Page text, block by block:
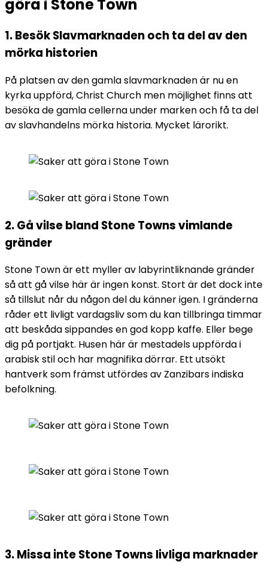
göra i Stone Town
1. Besök Slavmarknaden och ta del av den
mörka historien
På platsen av den gamla slavmarknaden är nu en
kyrka uppförd, Christ Church men möjlighet finns att
besöka de gamla cellerna under marken och få ta del
av slavhandelns mörka historia. Mycket lärorikt.
2. Gå vilse bland Stone Towns vimlande
gränder
Stone Town är ett myller av labyrintliknande gränder
så att gå vilse här är ingen konst. Stort är det dock inte
så tillslut når du någon del du känner igen. I gränderna
råder ett livligt vardagsliv som du kan tillbringa timmar
att beskåda sippandes en god kopp kaffe. Eller bege
dig på portjakt. Husen här är mestadels uppförda i
arabisk stil och har magnifika dörrar. Ett utsökt
hantverk som främst utfördes av Zanzibars indiska
befolkning.
3. Missa inte Stone Towns livliga marknader